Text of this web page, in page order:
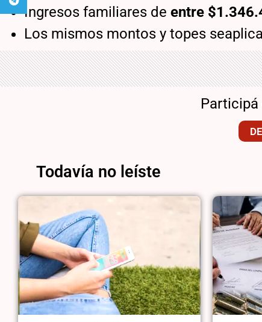
Ingresos familiares de entre
Los mismos montos y topes
Todavía no leíste